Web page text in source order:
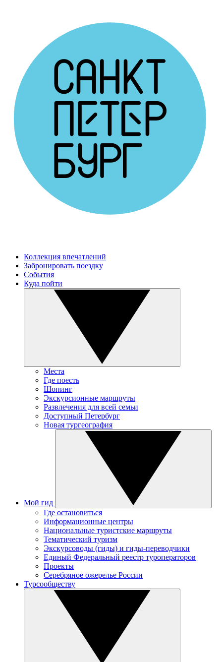
Коллекция впечатлений
Забронировать поездку
События
Куда пойти
Места
Где поесть
Шопинг
Экскурсионные маршруты
Развлечения для всей семьи
Доступный Петербург
Новая тургеография
Мой гид
Где остановиться
Информационные центры
Национальные туристские маршруты
Тематический туризм
Экскурсоводы (гиды) и гиды-переводчики
Единый Федеральный реестр туроператоров
Проекты
Серебряное ожерелье России
Турсообществу